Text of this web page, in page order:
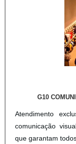
torna a
mesa, é
com diferentes
impressão feita
traz uma
padronização da
produção, te
diferentes
e evidenciação de
SOBRE O
alta qualidade
G10
Atendimento
comunicação
que garantam